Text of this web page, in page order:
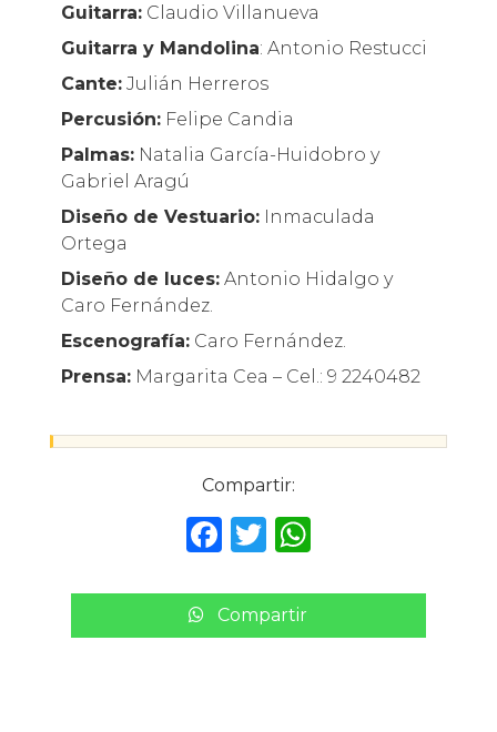
Guitarra:Claudio Villanueva
Guitarra y Mandolina: Antonio Restucci
Cante:Julián Herreros
Percusión:Felipe Candia
Palmas:Natalia García-Huidobro y
Gabriel Aragú
Diseño de Vestuario:Inmaculada
Ortega
Diseño de luces:Antonio Hidalgo y
Caro Fernández.
Escenografía:Caro Fernández.
Prensa:Margarita Cea – Cel.: 9 2240482
Compartir:
F
c
e
T
it
te
W
a
ts
Compartir